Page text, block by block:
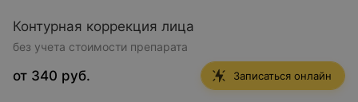
Контурная коррекция лица
без учета стоимости препарата
от 340 руб. Записаться онлайн